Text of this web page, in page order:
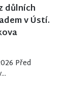
důlních
v Ústí.
Před